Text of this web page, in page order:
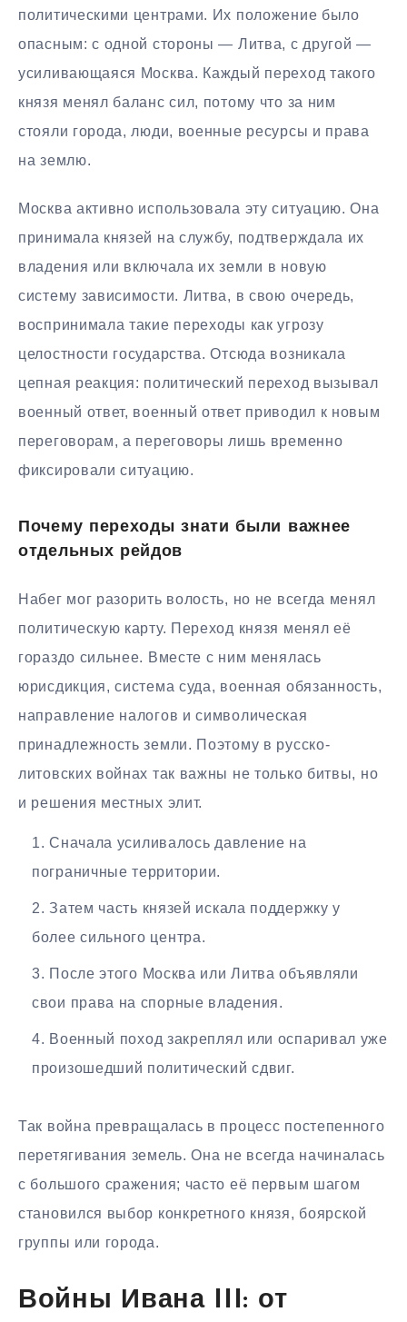
политическими центрами. Их положение было
опасным: с одной стороны — Литва, с другой —
усиливающаяся Москва. Каждый переход такого
князя менял баланс сил, потому что за ним
стояли города, люди, военные ресурсы и права
на землю.
Москва активно использовала эту ситуацию. Она
принимала князей на службу, подтверждала их
владения или включала их земли в новую
систему зависимости. Литва, в свою очередь,
воспринимала такие переходы как угрозу
целостности государства. Отсюда возникала
цепная реакция: политический переход вызывал
военный ответ, военный ответ приводил к новым
переговорам, а переговоры лишь временно
фиксировали ситуацию.
Почему переходы знати были важнее
отдельных рейдов
Набег мог разорить волость, но не всегда менял
политическую карту. Переход князя менял её
гораздо сильнее. Вместе с ним менялась
юрисдикция, система суда, военная обязанность,
направление налогов и символическая
принадлежность земли. Поэтому в русско-
литовских войнах так важны не только битвы, но
и решения местных элит.
Сначала усиливалось давление на
пограничные территории.
Затем часть князей искала поддержку у
более сильного центра.
После этого Москва или Литва объявляли
свои права на спорные владения.
Военный поход закреплял или оспаривал уже
произошедший политический сдвиг.
Так война превращалась в процесс постепенного
перетягивания земель. Она не всегда начиналась
с большого сражения; часто её первым шагом
становился выбор конкретного князя, боярской
группы или города.
Войны Ивана III: от